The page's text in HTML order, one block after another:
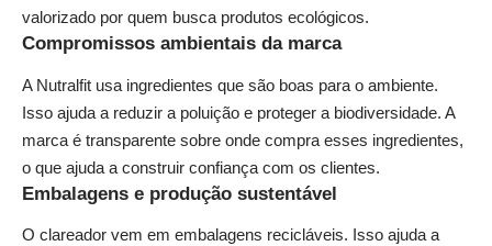
valorizado por quem busca produtos ecológicos.
Compromissos ambientais da marca
A Nutralfit usa ingredientes que são boas para o ambiente.
Isso ajuda a reduzir a poluição e proteger a biodiversidade. A
marca é transparente sobre onde compra esses ingredientes,
o que ajuda a construir confiança com os clientes.
Embalagens e produção sustentável
O clareador vem em embalagens recicláveis. Isso ajuda a